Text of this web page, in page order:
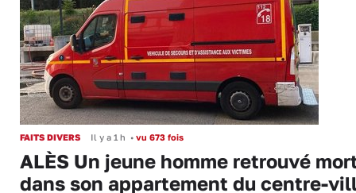
FAITS DIVERS Il y a 1 h • vu 673 fois
ALÈS Un jeune homme retrouvé
dans son appartement du centre-